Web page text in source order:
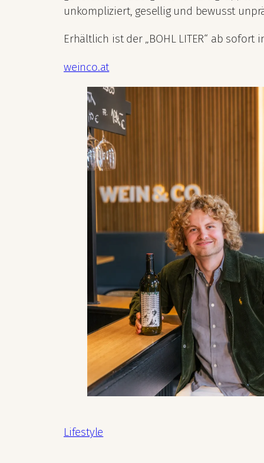
unkompliziert, gesellig und bewusst
Erhältlich ist der „BOHL LITER“ ab
weinco.at
Lifestyle